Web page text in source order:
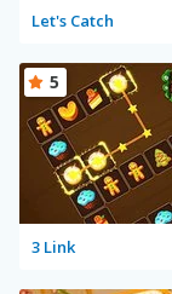
Let's Catch
3 Link
5